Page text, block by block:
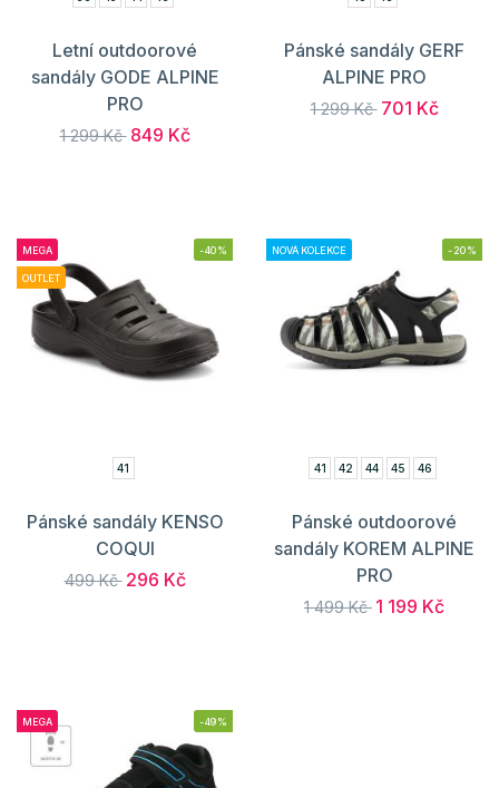
Letní outdoorové
sandály GODE ALPINE
PRO
1 299 Kč 849 Kč
Pánské sandály GERF
ALPINE PRO
1 299 Kč 701 Kč
MEGA
OUTLET
-40%
41
Pánské sandály KENSO
COQUI
499 Kč 296 Kč
NOVÁ KOLEKCE -20%
41 42 44 45 46
Pánské outdoorové
sandály KOREM ALPINE
PRO
1 499 Kč 1 199 Kč
MEGA -49%